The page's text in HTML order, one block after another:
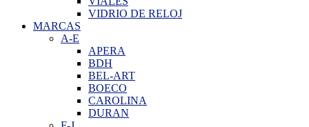
VIDRIO DE RELOJ
MARCAS
A-E
APERA
BDH
BEL-ART
BOECO
CAROLINA
DURAN